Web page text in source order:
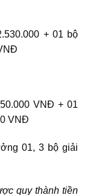
+ 01 bộ
VNĐ + 01
VNĐ
01, 3 bộ giải
quy thành tiền